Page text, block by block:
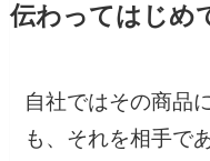
伝わってはじめ
自社ではその商品
も、それを相手で